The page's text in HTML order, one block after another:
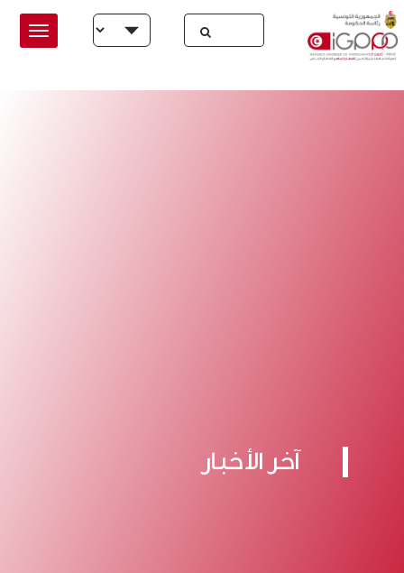
Skip to main content
Select your language
آخر الأخبار